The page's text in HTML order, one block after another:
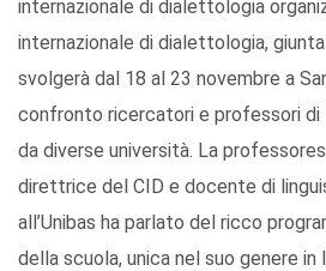
internazionale di dialettologia
internazionale di dialettologia,
svolgerà dal 18 al 23 novembre a
confronto ricercatori e professori di
da diverse università. La
direttrice del CID e docente di
all’Unibas ha parlato del ricco
della scuola, unica nel suo genere in